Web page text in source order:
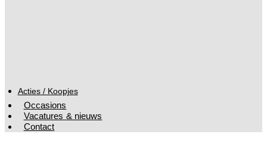
Acties / Koopjes
Occasions
Vacatures & nieuws
Contact